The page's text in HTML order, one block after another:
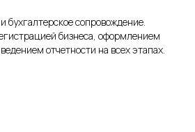
бухгалтерское сопровождение.
бизнеса, оформлением
отчетности на всех этапах.